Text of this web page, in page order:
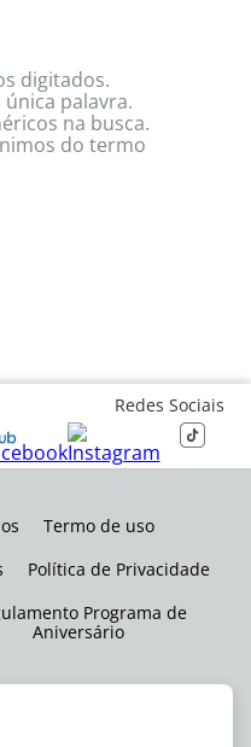
digitados.
palavra.
na busca.
do termo
Redes Sociais
Termo de uso
Política de Privacidade
Programa de
Aniversário